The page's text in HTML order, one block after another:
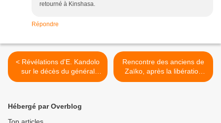
retourné à Kinshasa.
Répondre
< Révélations d'E. Kandolo
sur le décès du général
Masiala
Rencontre des anciens de
Zaïko, après la libération
d'Evoloko >
Hébergé par Overblog